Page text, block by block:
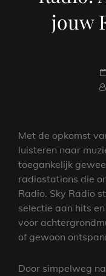
jouw
Met de opkomst
luisteren naar
toegankelijk
radiostations die
Radio. Sky Radio
selectie aan hits
voor
of gewoon
Door simpelweg